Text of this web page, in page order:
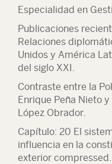
Especialidad en
Publicaciones
Relaciones
Unidos y América
del siglo XXI.
Contraste entre la
Enrique Peña Nieto
López Obrador.
Capítulo: 20 El
influencia en la
exterior compressed.